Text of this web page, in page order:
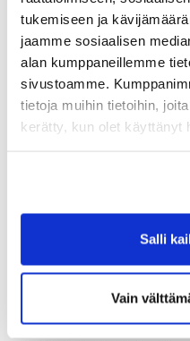
tukemiseen ja
jaamme sosiaalisen
alan kumppaneillemme
sivustoamme.
tietoja muihin tietoihin,
kerätty, kun olet käyttänyt
Salli
Vain
Kuntalaki 137 § 1
Maankäyttö- ja
Laki Suomen
§
Metsälaki 25 §
Päätös, jota
koskee
Helsingin hallinto-oikeus
Korkeimman
ratkaisu